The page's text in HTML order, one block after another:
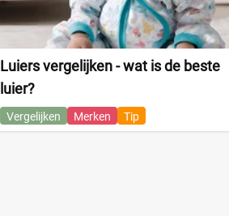
Luiers vergelijken - wat is de beste
luier?
Vergelijken Merken Tip